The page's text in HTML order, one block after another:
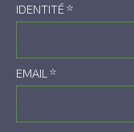
IDENTITÉ*
EMAIL*